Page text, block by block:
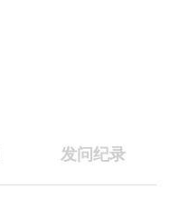
发问纪录